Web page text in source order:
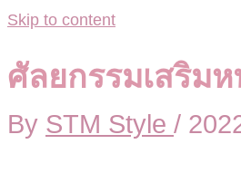
Skip to content
ศัลยกรรมเสริม
By STM Style /